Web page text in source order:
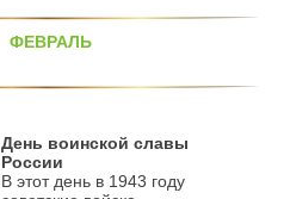
ФЕВРАЛЬ
День воинской славы
России
В этот день в 1943 году